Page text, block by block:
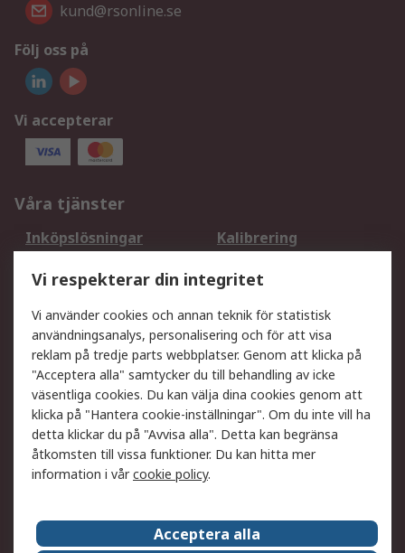
kund@rsonline.se
Följ oss på
Vi accepterar
Våra tjänster
Inköpslösningar
Kalibrering
DesignSpark
Teknisk Support
Ditt lokala säljteam
Exportlösningar
Support
Få hjälp
Retur av varor
Leverans
Spåra din order
Begär en fakturakopi
Fördelar med RS-konto
Betalningsalternativ
Om RS Försäljningsvillkor
Vi respekterar din integritet
Vi använder cookies och annan teknik för statistisk
användningsanalys, personalisering och för att visa
reklam på tredje parts webbplatser. Genom att klicka på
"Acceptera alla" samtycker du till behandling av icke
väsentliga cookies. Du kan välja dina cookies genom att
klicka på "Hantera cookie-inställningar". Om du inte vill ha
detta klickar du på "Avvisa alla". Detta kan begränsa
åtkomsten till vissa funktioner. Du kan hitta mer
information i vårcookie policy.
Acceptera alla